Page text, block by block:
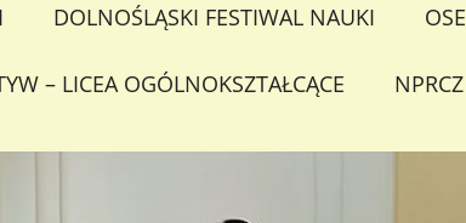
DOLNOŚLĄSKI FESTIWAL NAUKI OSE
– LICEA OGÓLNOKSZTAŁCĄCE NPRCZ